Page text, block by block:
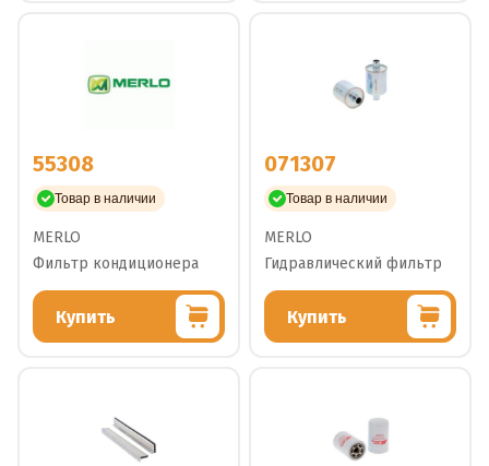
55308
Товар в наличии
MERLO
Фильтр кондиционера
Купить
071307
Товар в наличии
MERLO
Гидравлический фильтр
Купить